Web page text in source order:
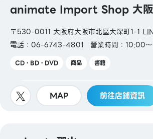
animate Import Shop 大阪
〒530-0011 大阪府大阪市北區大深町1-1
電話：06-6743-4801
營業時間：10:00
CD・BD・DVD 商品 書籍
MAP 前往店鋪資訊